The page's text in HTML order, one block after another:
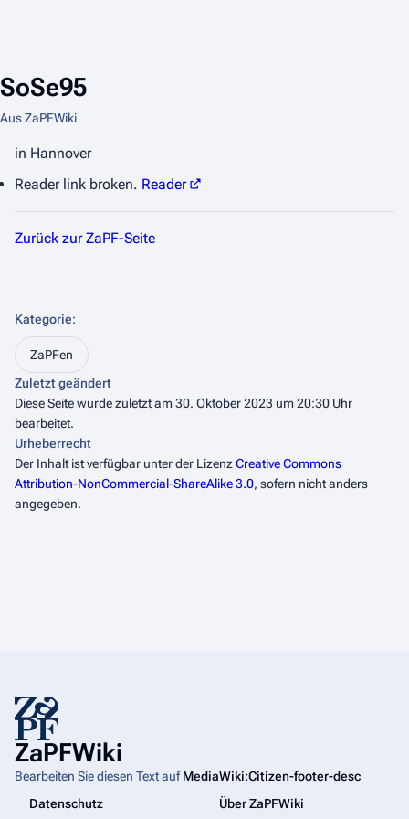
SoSe95
Aus ZaPFWiki
in Hannover
Reader link broken. Reader
Zurück zur ZaPF-Seite
Kategorie:
ZaPFen
Zuletzt geändert
Diese Seite wurde zuletzt am 30. Oktober 2023 um 20:30 Uhr
bearbeitet.
Urheberrecht
Der Inhalt ist verfügbar unter der LizenzCreative Commons
Attribution-NonCommercial-ShareAlike 3.0, sofern nicht anders
angegeben.
ZaPFWiki
Bearbeiten Sie diesen Text aufMediaWiki:Citizen-footer-desc
Datenschutz
Über ZaPFWiki